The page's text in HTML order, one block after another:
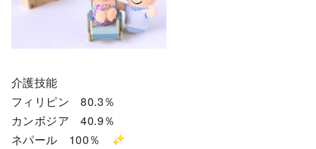
介護技能
フィリピン 80.3％
カンボジア 40.9％
ネパール 100％